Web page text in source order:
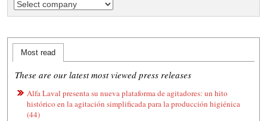
Most read
These are our latest most viewed press releases
Alfa Laval presenta su nueva plataforma de agitadores: un hito
histórico en la agitación simplificada para la producción higiénica
(44)